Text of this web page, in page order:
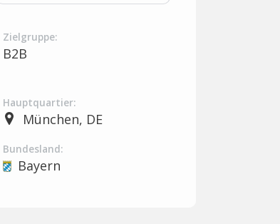
Zielgruppe:
B2B
Hauptquartier:
München, DE
Bundesland:
Bayern